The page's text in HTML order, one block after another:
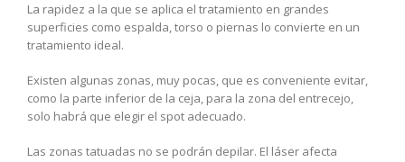
La rapidez a la que se aplica el tratamiento en grandes
superficies como espalda, torso o piernas lo convierte en un
tratamiento ideal.
Existen algunas zonas, muy pocas, que es conveniente evitar,
como la parte inferior de la ceja, para la zona del entrecejo,
solo habrá que elegir el spot adecuado.
Las zonas tatuadas no se podrán depilar. El láser afecta